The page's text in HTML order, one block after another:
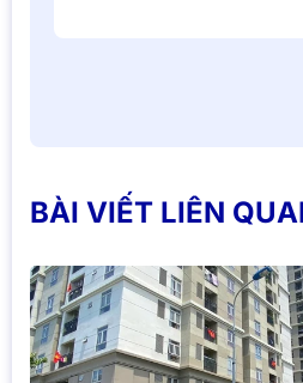
BÀI VIẾT LIÊN